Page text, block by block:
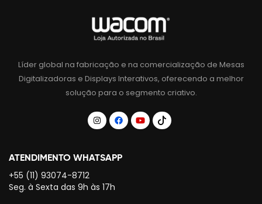
Líder global na fabricação e na comercialização de Mesas
Digitalizadoras e Displays Interativos, oferecendo a melhor
solução para o segmento criativo.
ATENDIMENTO WHATSAPP
+55 (11) 93074-8712
Seg. à Sexta das 9h às 17h